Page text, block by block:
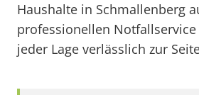
Haushalte in Schmallenberg
professionellen
jeder Lage verlässlich zur